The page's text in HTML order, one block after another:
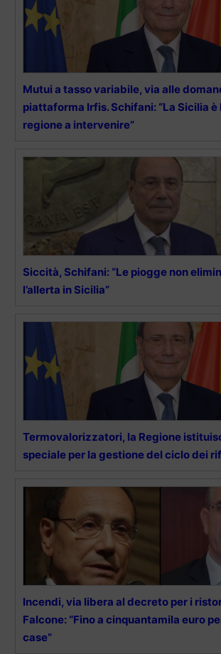
Mutui a tasso variabile, via alle
piattaforma Irfis. Schifani: “La Sicilia è
regione a intervenire”
Siccità, Schifani: “Le piogge non
l’allerta in Sicilia”
Termovalorizzatori, la Regione
speciale per la gestione del ciclo dei
Incendi, via libera al decreto per i
Falcone: “Fino a cinquantamila euro
case”